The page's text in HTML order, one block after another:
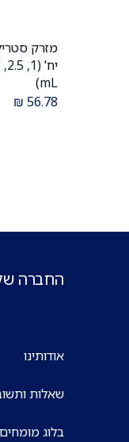
mL)
56.78
₪
החברה
אודותינו
שאלות
בלוג